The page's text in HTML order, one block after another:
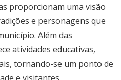
proporcionam uma visão
e personagens que
Além das
atividades educativas,
tornando-se um ponto de